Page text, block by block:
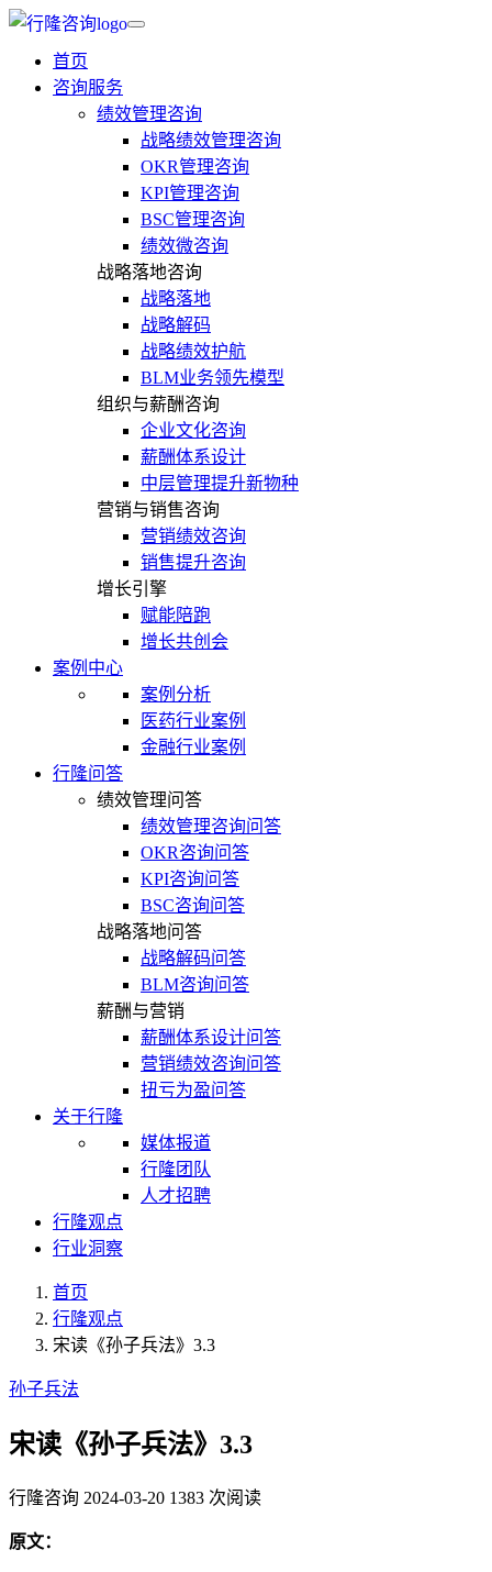
首页
咨询服务
绩效管理咨询
战略绩效管理咨询
OKR管理咨询
KPI管理咨询
BSC管理咨询
绩效微咨询
战略落地咨询
战略落地
战略解码
战略绩效护航
BLM业务领先模型
组织与薪酬咨询
企业文化咨询
薪酬体系设计
中层管理提升新物种
营销与销售咨询
营销绩效咨询
销售提升咨询
增长引擎
赋能陪跑
增长共创会
案例中心
案例分析
医药行业案例
金融行业案例
行隆问答
绩效管理问答
绩效管理咨询问答
OKR咨询问答
KPI咨询问答
BSC咨询问答
战略落地问答
战略解码问答
BLM咨询问答
薪酬与营销
薪酬体系设计问答
营销绩效咨询问答
扭亏为盈问答
关于行隆
媒体报道
行隆团队
人才招聘
行隆观点
行业洞察
首页
行隆观点
宋读《孙子兵法》3.3
孙子兵法
宋读《孙子兵法》3.3
行隆咨询 2024-03-20 1383 次阅读
原文：